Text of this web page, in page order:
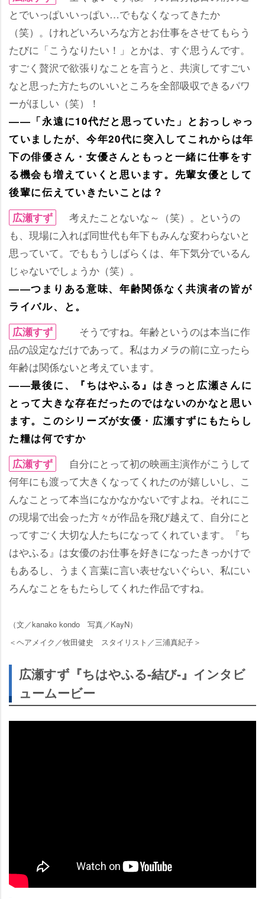
とでいっぱいいっぱい…でもなくなってきたか
（笑）。けれどいろいろな方とお仕事をさせてもらう
たびに「こうなりたい！」とかは、すぐ思うんです。
すごく贅沢で欲張りなことを言うと、共演してすごい
なと思った方たちのいいところを全部吸収できるパワ
ーがほしい（笑）！
――「永遠に10代だと思っていた」とおっしゃっ
ていましたが、今年20代に突入してこれからは年
下の俳優さん・女優さんともっと一緒に仕事をす
る機会も増えていくと思います。先輩女優として
後輩に伝えていきたいことは？
広瀬すず
考えたことないな～（笑）。というの
も、現場に入れば同世代も年下もみんな変わらないと
思っていて。でももうしばらくは、年下気分でいるん
じゃないでしょうか（笑）。
――つまりある意味、年齢関係なく共演者の皆が
ライバル、と。
広瀬すず
そうですね。年齢というのは本当に作
品の設定なだけであって。私はカメラの前に立ったら
年齢は関係ないと考えています。
――最後に、『ちはやふる』はきっと広瀬さんに
とって大きな存在だったのではないのかなと思い
ます。このシリーズが女優・広瀬すずにもたらし
た糧は何ですか
広瀬すず
自分にとって初の映画主演作がこうして
何年にも渡って大きくなってくれたのが嬉しいし、こ
んなことって本当になかなかないですよね。それにこ
の現場で出会った方々が作品を飛び越えて、自分にと
ってすごく大切な人たちになってくれています。『ち
はやふる』は女優のお仕事を好きになったきっかけで
もあるし、うまく言葉に言い表せないぐらい、私にい
ろんなことをもたらしてくれた作品ですね。
（文／kanako kondo 写真／KayN）
＜ヘアメイク／牧田健史 スタイリスト／三浦真紀子＞
広瀬すず『ちはやふる-結び-』インタビ
ュームービー